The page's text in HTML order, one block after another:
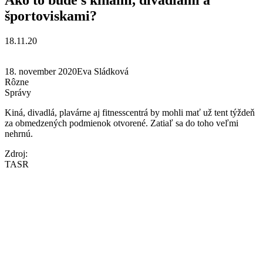
športoviskami?
18.11.20
18. november 2020Eva Sládková
Rôzne
Správy
Kiná, divadlá, plavárne aj fitnesscentrá by mohli mať už tent týždeň
za obmedzených podmienok otvorené. Zatiaľ sa do toho veľmi
nehrnú.
Zdroj:
TASR